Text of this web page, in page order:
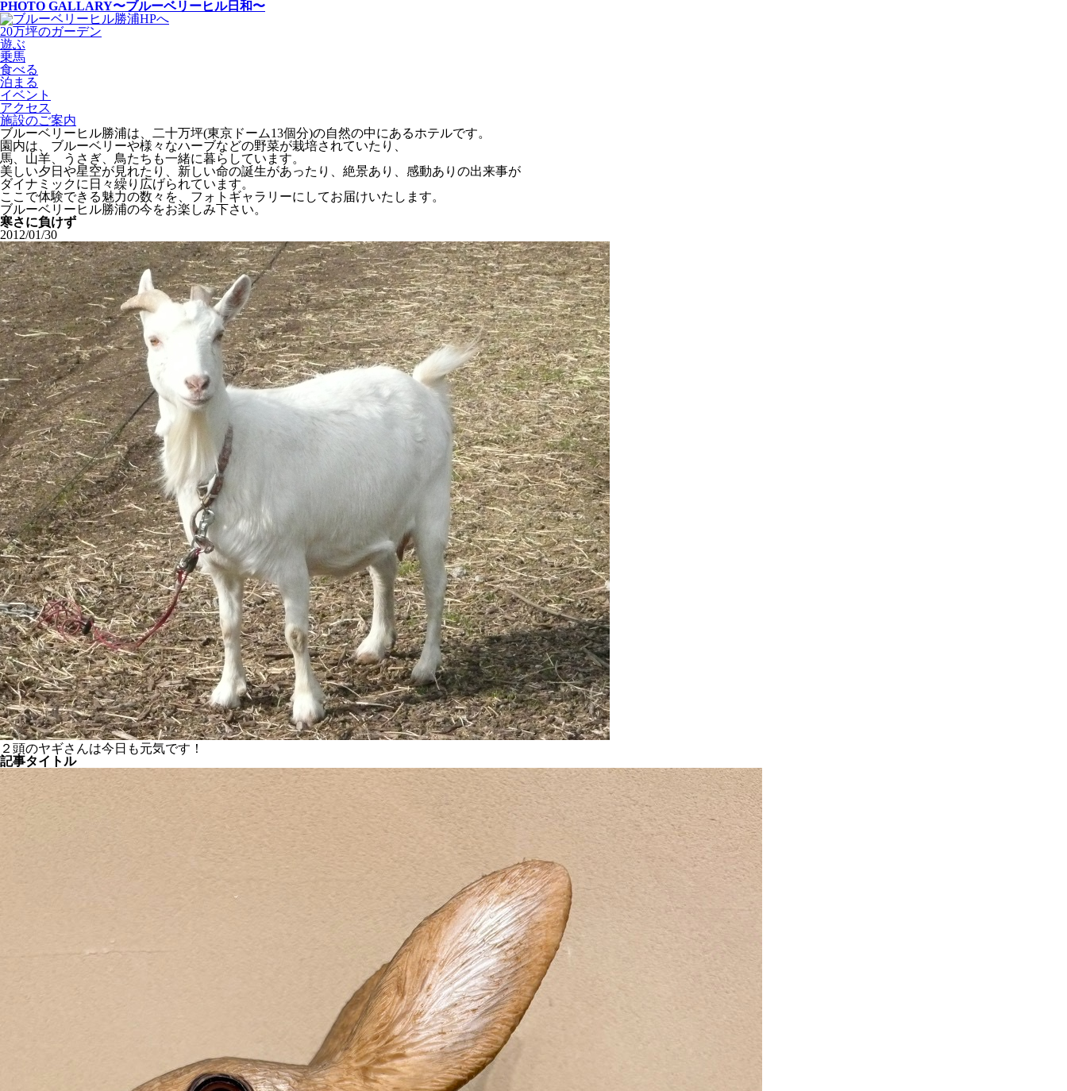
PHOTO GALLARY〜ブルーベリーヒル日和〜
20万坪のガーデン
遊ぶ
乗馬
食べる
泊まる
イベント
アクセス
施設のご案内
ブルーベリーヒル勝浦は、二十万坪(東京ドーム13個分)の自然の中にあるホテルです。
園内は、ブルーベリーや様々なハーブなどの野菜が栽培されていたり、
馬、山羊、うさぎ、鳥たちも一緒に暮らしています。
美しい夕日や星空が見れたり、新しい命の誕生があったり、絶景あり、感動ありの出来事が
ダイナミックに日々繰り広げられています。
ここで体験できる魅力の数々を、フォトギャラリーにしてお届けいたします。
ブルーベリーヒル勝浦の今をお楽しみ下さい。
寒さに負けず
2012/01/30
２頭のヤギさんは今日も元気です！
記事タイトル